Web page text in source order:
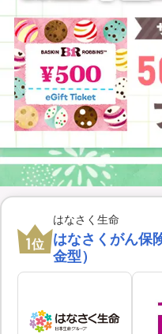
1位
はなさく生命
はなさくがん保
金型）